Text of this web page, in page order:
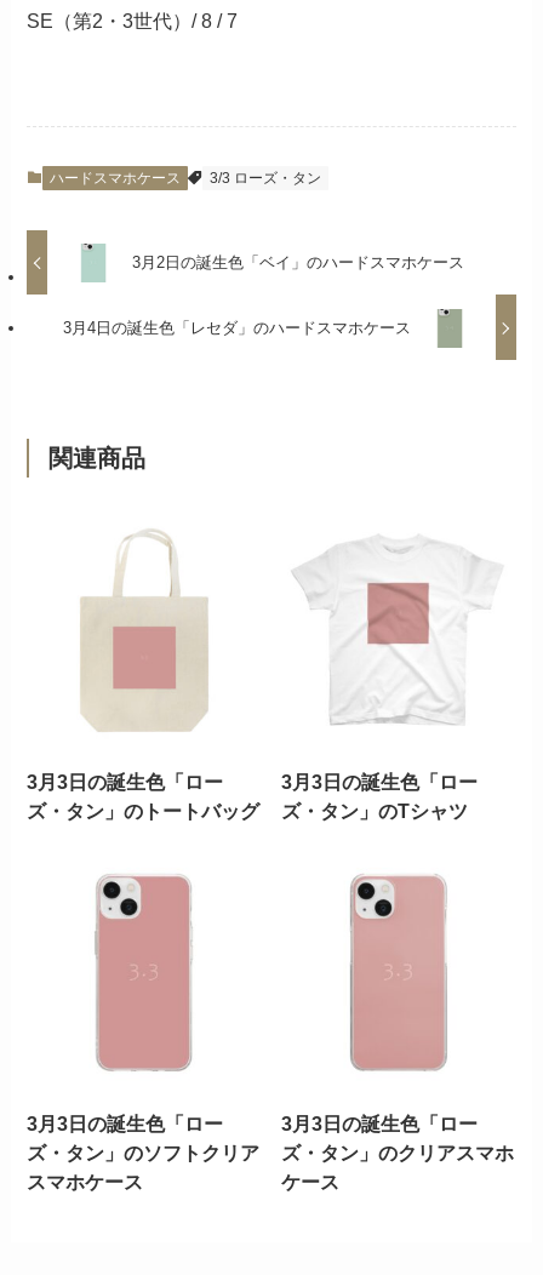
SE（第2・3世代）/ 8 / 7
ハードスマホケース 3/3 ローズ・タン
3月2日の誕生色「ベイ」のハードスマホケース
3月4日の誕生色「レセダ」のハードスマホケース
関連商品
3月3日の誕生色「ロー
ズ・タン」のトートバッグ
3月3日の誕生色「ロー
ズ・タン」のTシャツ
3月3日の誕生色「ロー
ズ・タン」のソフトクリア
スマホケース
3月3日の誕生色「ロー
ズ・タン」のクリアスマホ
ケース